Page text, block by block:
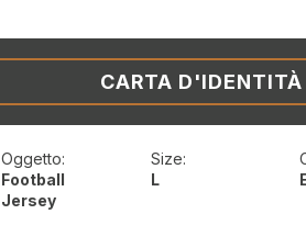
CARTA
Oggetto:
Football
Jersey
Size:
L